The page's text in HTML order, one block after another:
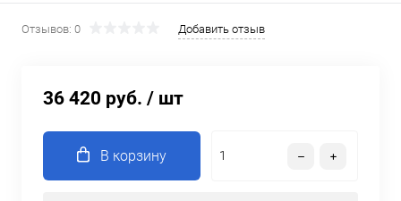
Отзывов: 0 Добавить отзыв
36 420 руб. / шт
В корзину